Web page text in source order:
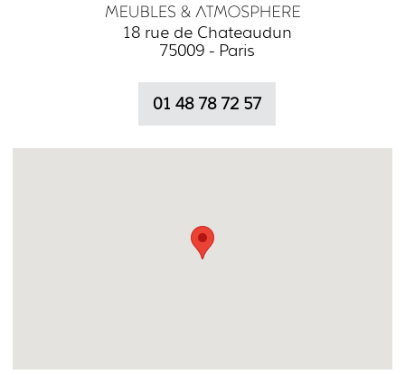
18 rue de Chateaudun
75009 - Paris
01 48 78 72 57